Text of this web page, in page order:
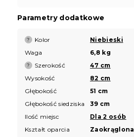
Parametry dodatkowe
? Kolor
Niebieski
Waga
6,8 kg
? Szerokość
47 cm
Wysokość
82 cm
Głębokość
51 cm
Głębokość siedziska
39 cm
Ilość miejsc
Dla 2 osób
Kształt oparcia
Zaokrąglona